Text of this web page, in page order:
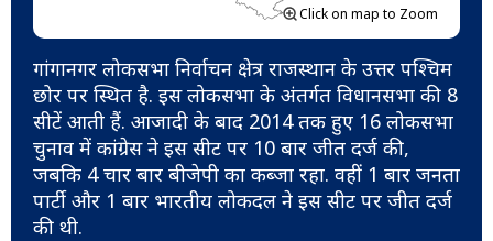
Click on map to Zoom
गांगानगर लोकसभा निर्वाचन क्षेत्र राजस्थान के उत्तर पश्चिम
छोर पर स्थित है. इस लोकसभा के अंतर्गत विधानसभा की 8
सीटें आती हैं. आजादी के बाद 2014 तक हुए 16 लोकसभा
चुनाव में कांग्रेस ने इस सीट पर 10 बार जीत दर्ज की,
जबकि 4 चार बार बीजेपी का कब्जा रहा. वहीं 1 बार जनता
पार्टी और 1 बार भारतीय लोकदल ने इस सीट पर जीत दर्ज
की थी.